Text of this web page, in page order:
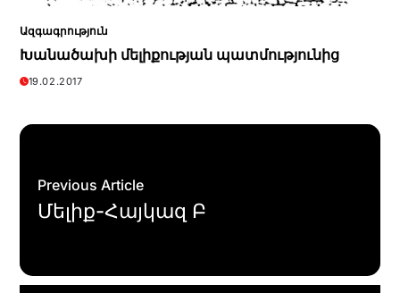
Ազգագրություն
Խանածախի մելիքության պատմությունից
19.02.2017
Previous Article
Մելիք-Հայկազ Բ